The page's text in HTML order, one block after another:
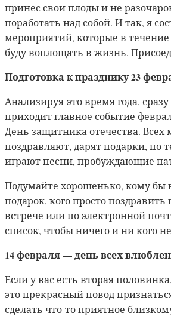
принес свои плоды и не
поработать над собой. И так, я
мероприятий, которые в
буду воплощать в жизнь.
Подготовка к празднику 23
Анализируя это время года,
приходит главное событие
День защитника отечества.
поздравляют, дарят подарки, по
играют песни, пробуждающие
Подумайте хорошенько, кому бы
подарок, кого просто
встрече или по электронной
список, чтобы ничего и ни кого
14 февраля — день всех
Если у вас есть вторая
это прекрасный повод
сделать что-то приятное